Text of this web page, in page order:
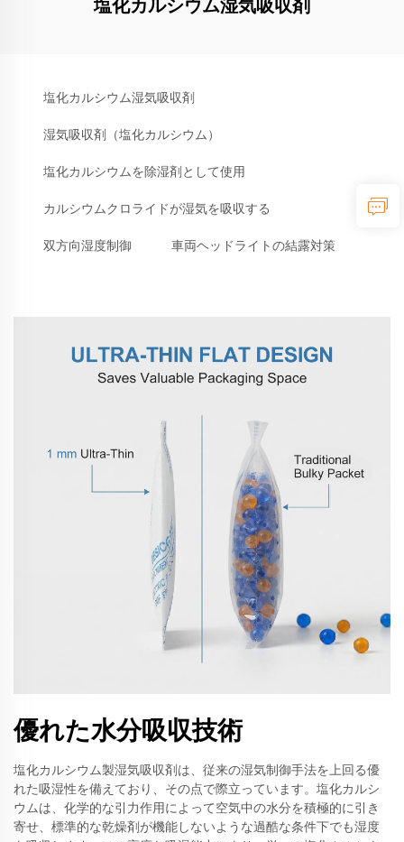
塩化カルシウム湿気吸収剤
塩化カルシウム湿気吸収剤
湿気吸収剤（塩化カルシウム）
塩化カルシウムを除湿剤として使用
カルシウムクロライドが湿気を吸収する
双方向湿度制御 車両ヘッドライトの結露対策
優れた水分吸収技術
塩化カルシウム製湿気吸収剤は、従来の湿気制御手法を上回る優
れた吸湿性を備えており、その点で際立っています。塩化カルシ
ウムは、化学的な引力作用によって空気中の水分を積極的に引き
寄せ、標準的な乾燥剤が機能しないような過酷な条件下でも湿度